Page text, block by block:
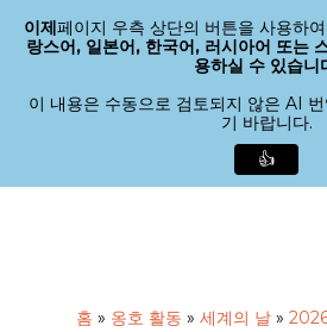
검색
홈 » 옹호 활동 » 세계의 날 »
이제페이지 우측 상단의 버튼을 사용하여
랑스어, 일본어, 한국어, 러시아어 또는
용하실 수 있습니
이 내용은 수동으로 검토되지 않은 AI
기 바랍니다.
👍